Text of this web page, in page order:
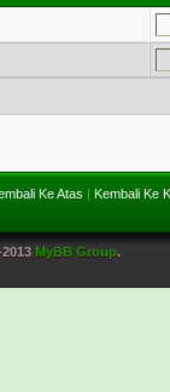
Ke Atas | Kembali Ke
MyBB Group.